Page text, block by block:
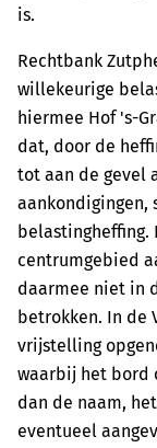
is.
Rechtbank
willekeurige
hiermee Hof 's-
dat, door de
tot aan de gevel
aankondigingen,
belastingheffing.
centrumgebied
daarmee niet in
betrokken. In de
vrijstelling
waarbij het bord
dan de naam,
eventueel